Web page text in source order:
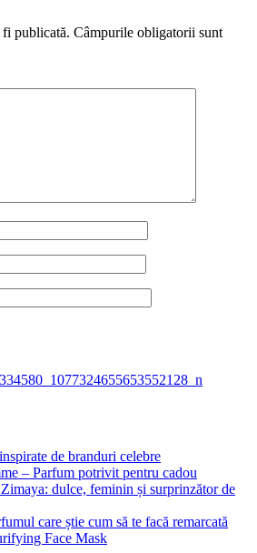
fi publicată. Câmpurile obligatorii sunt
de branduri celebre
– Parfum potrivit pentru cadou
dulce, feminin și surprinzător de
care știe cum să te facă remarcată
Face Mask